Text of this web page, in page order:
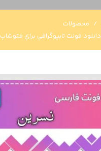
محصولات
دانلود فونت تايپوگرافي براي فتوشاپ